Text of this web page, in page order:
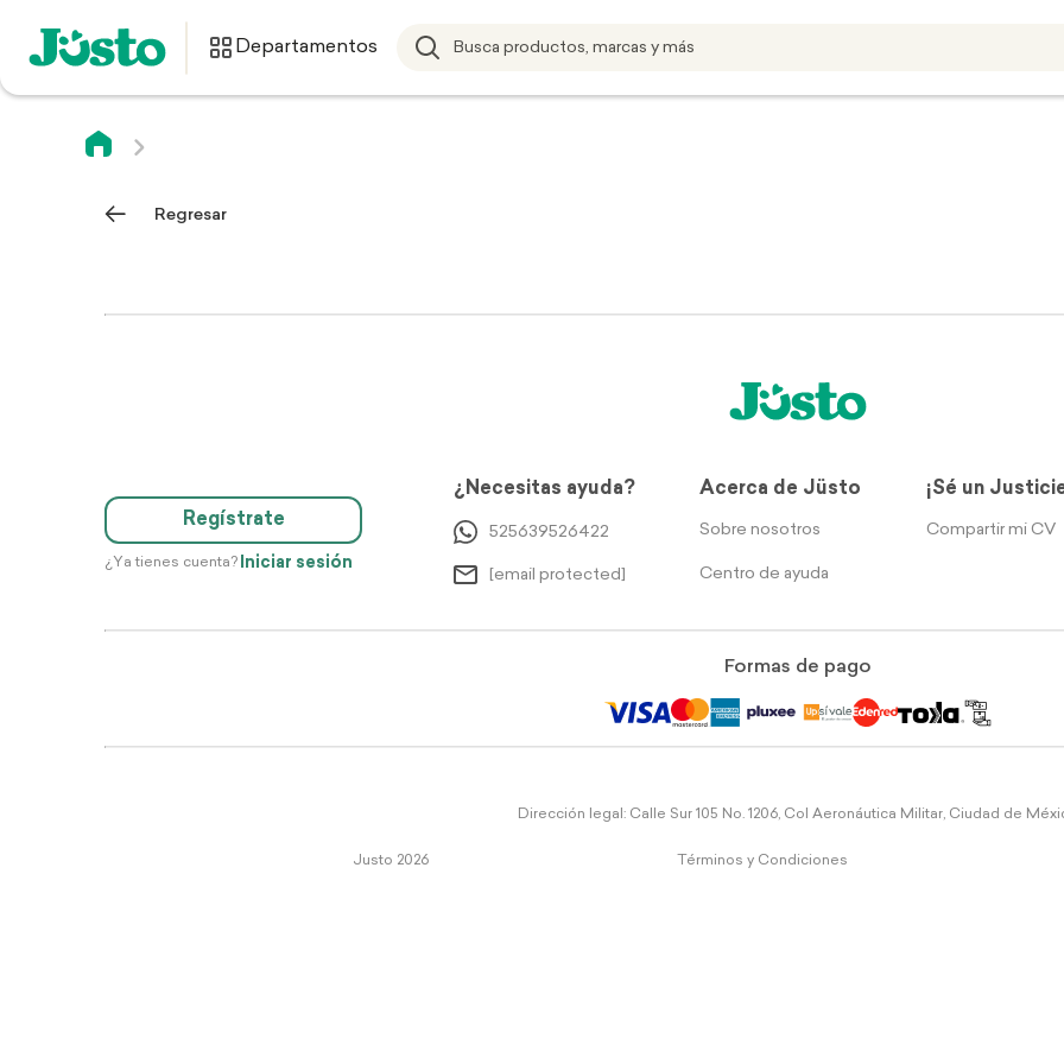
Departamentos
Regresar
Regístrate
¿Ya tienes cuenta? Iniciar sesión
¿Necesitas ayuda?
525639526422
[email protected]
Acerca de Jüsto
Sobre nosotros
Centro de ayuda
¡Sé un
Compartir mi CV
Formas de pago
Dirección legal: Calle Sur 105 No. 1206, Col Aeronáutica Militar, Ciudad de
Justo 2026 Términos y Condiciones